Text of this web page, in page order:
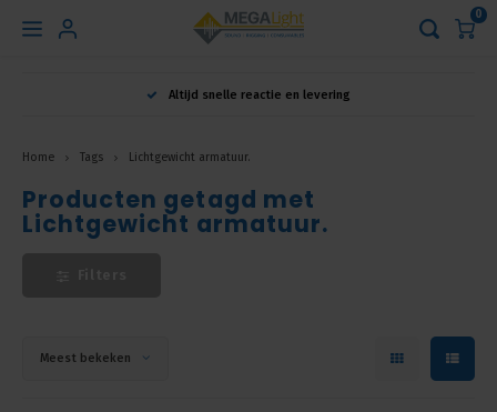
Hoofdmenu
Nederlands
0
Altijd snelle reactie en levering
Home Tags Lichtgewicht armatuur.
Producten getagd met
Lichtgewicht armatuur.
Meest bekeken